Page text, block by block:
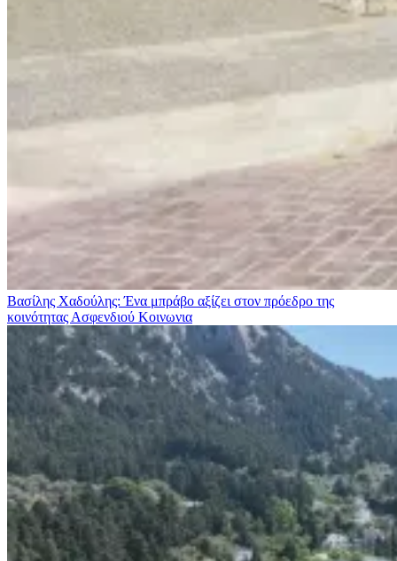
Βασίλης Χαδούλης: Ένα μπράβο αξίζει στον πρόεδρο της
κοινότητας Ασφενδιού Κοινωνια